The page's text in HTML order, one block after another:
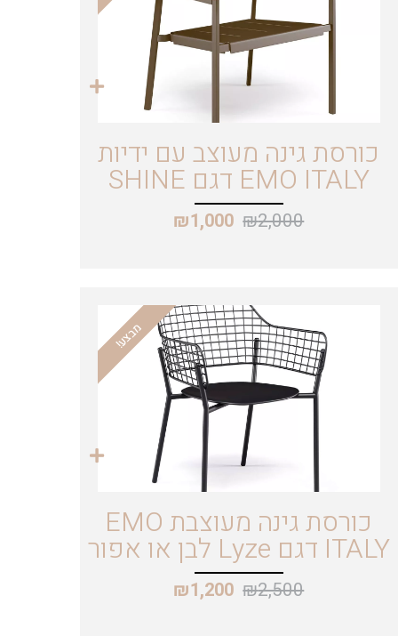
כורסת גינה מעוצב עם ידיות
EMO ITALY דגם SHINE
₪2,000
₪1,000
מבצע!
כורסת גינה מעוצבת EMO
ITALY דגם Lyze לבן או אפור
₪2,500
₪1,200